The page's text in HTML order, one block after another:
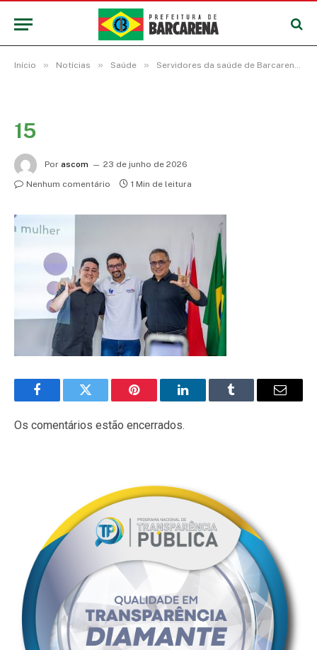
Início » Notícias » Saúde » Servidores da saúde de Barcarena concluem Curso Avançado de Libras e recebem certificados
15
Por ascom
23 de junho de 2026
Nenhum comentário
1 Min de leitura
FacebookTwitter Pinterest LinkedInTumblr
E-
Os comentários estão encerrados.